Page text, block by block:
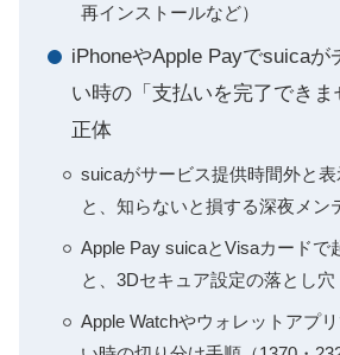
再インストールなど）
iPhoneやApple Payでsuicaが
い時の「支払いを完了でき
正体
suicaがサービス提供時間外と
と、知らないと損する深夜メン
Apple Pay suicaとVisaカードで
と、3Dセキュア設定の落とし穴
Apple Watchやウォレットアプ